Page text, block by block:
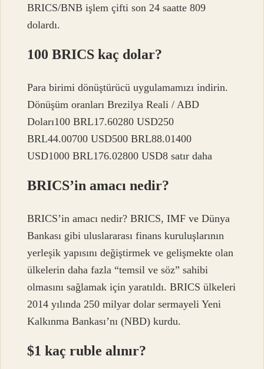
BRICS/BNB işlem çifti son 24 saatte 809
dolardı.
100 BRICS kaç dolar?
Para birimi dönüştürücü uygulamamızı indirin.
Dönüşüm oranları Brezilya Reali / ABD
Doları100 BRL17.60280 USD250
BRL44.00700 USD500 BRL88.01400
USD1000 BRL176.02800 USD8 satır daha
BRICS’in amacı nedir?
BRICS’in amacı nedir? BRICS, IMF ve Dünya
Bankası gibi uluslararası finans kuruluşlarının
yerleşik yapısını değiştirmek ve gelişmekte olan
ülkelerin daha fazla “temsil ve söz” sahibi
olmasını sağlamak için yaratıldı. BRICS ülkeleri
2014 yılında 250 milyar dolar sermayeli Yeni
Kalkınma Bankası’nı (NBD) kurdu.
$1 kaç ruble alınır?